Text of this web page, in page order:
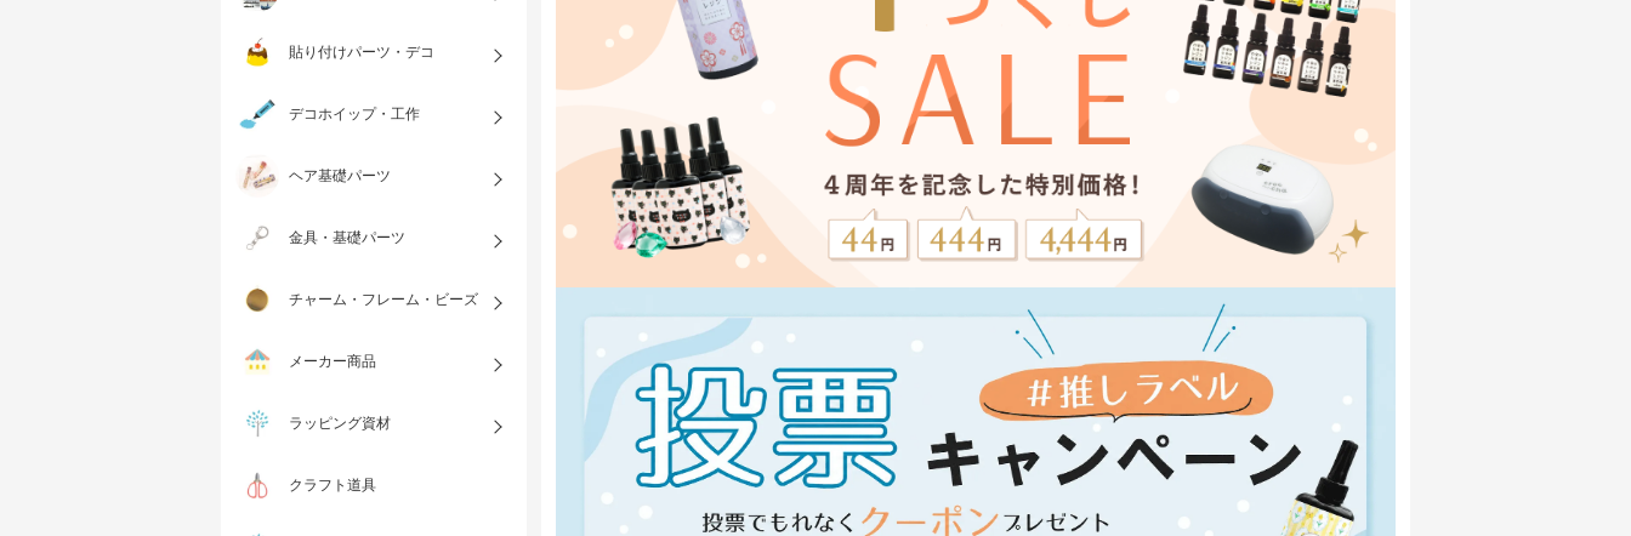
貼り付けパーツ・デコ
デコホイップ・工作
ヘア基礎パーツ
金具・基礎パーツ
チャーム・フレーム・ビーズ
メーカー商品
ラッピング資材
クラフト道具